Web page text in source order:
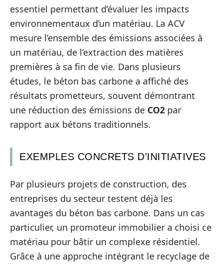
essentiel permettant d’évaluer les impacts
environnementaux d’un matériau. La ACV
mesure l’ensemble des émissions associées à
un matériau, de l’extraction des matières
premières à sa fin de vie. Dans plusieurs
études, le béton bas carbone a affiché des
résultats prometteurs, souvent démontrant
une réduction des émissions de CO2 par
rapport aux bétons traditionnels.
EXEMPLES CONCRETS D’INITIATIVES
Par plusieurs projets de construction, des
entreprises du secteur testent déjà les
avantages du béton bas carbone. Dans un cas
particulier, un promoteur immobilier a choisi ce
matériau pour bâtir un complexe résidentiel.
Grâce à une approche intégrant le recyclage de